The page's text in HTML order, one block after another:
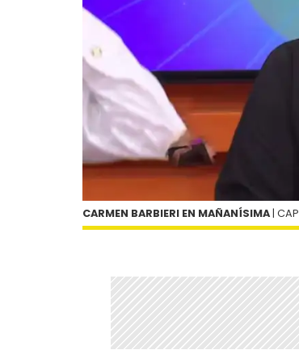
CARMEN BARBIERI EN MAÑANÍSIMA |